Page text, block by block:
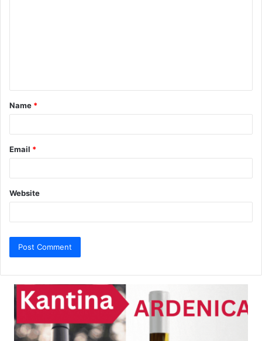
t
*
Name *
Email *
Website